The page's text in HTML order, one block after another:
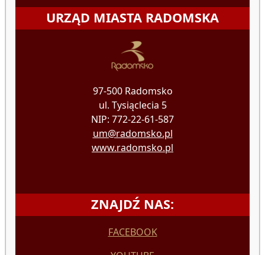
URZĄD MIASTA RADOMSKA
97-500 Radomsko
ul. Tysiąclecia 5
NIP: 772-22-61-587
um@radomsko.pl
www.radomsko.pl
ZNAJDŹ NAS:
FACEBOOK